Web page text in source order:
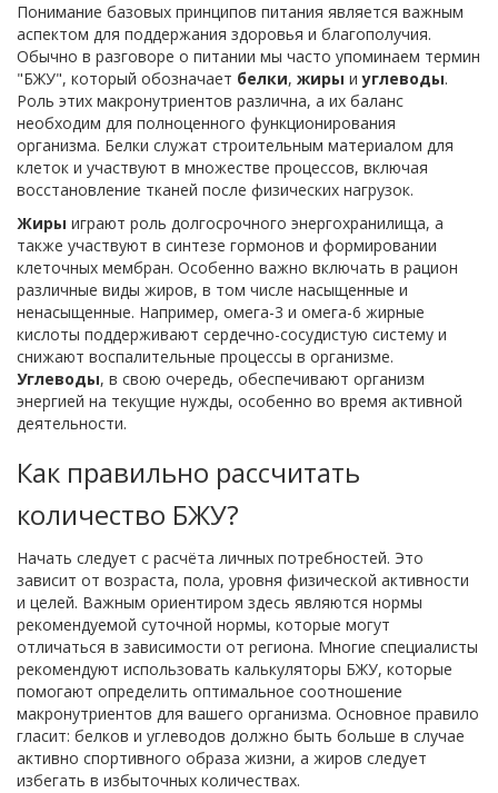
Понимание базовых принципов питания является важным
аспектом для поддержания здоровья и благополучия.
Обычно в разговоре о питании мы часто упоминаем термин
"БЖУ", который обозначает белки, жиры иуглеводы.
Роль этих макронутриентов различна, а их баланс
необходим для полноценного функционирования
организма. Белки служат строительным материалом для
клеток и участвуют в множестве процессов, включая
восстановление тканей после физических нагрузок.
Жиры играют роль долгосрочного энергохранилища, а
также участвуют в синтезе гормонов и формировании
клеточных мембран. Особенно важно включать в рацион
различные виды жиров, в том числе насыщенные и
ненасыщенные. Например, омега-3 и омега-6 жирные
кислоты поддерживают сердечно-сосудистую систему и
снижают воспалительные процессы в организме.
Углеводы, в свою очередь, обеспечивают организм
энергией на текущие нужды, особенно во время активной
деятельности.
Как правильно рассчитать
количество БЖУ?
Начать следует с расчёта личных потребностей. Это
зависит от возраста, пола, уровня физической активности
и целей. Важным ориентиром здесь являются нормы
рекомендуемой суточной нормы, которые могут
отличаться в зависимости от региона. Многие специалисты
рекомендуют использовать калькуляторы БЖУ, которые
помогают определить оптимальное соотношение
макронутриентов для вашего организма. Основное правило
гласит: белков и углеводов должно быть больше в случае
активно спортивного образа жизни, а жиров следует
избегать в избыточных количествах.